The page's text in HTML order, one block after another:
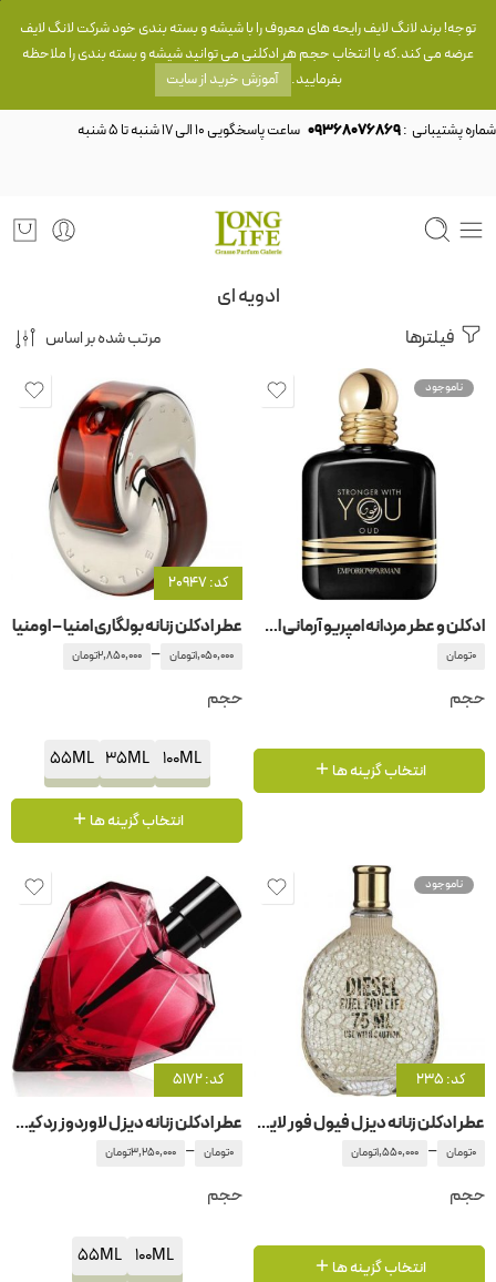
توجه! برند لانگ لایف رایحه های معروف را با شیشه و بسته بندی خود شرکت لانگ لایف
عرضه می کند.که با انتخاب حجم هر ادکلنی می توانید شیشه و بسته بندی را ملاحظه
بفرمایید. آموزش خرید از سایت
شماره پشتیبانی :09368076869
ادویه ای
فیلترها مرتب شده بر اساس
ناموجود
ادکلن و عطر مردانه امپریو آرمانی استرانگر ویت یو عود جیور جیو آرمانی -جورجیو آرمانی
0تومان
حجم
انتخاب گزینه ها
کد: 20947
عطر ادکلن زنانه بولگاری امنیا – اومنیا
1,050,000تومان –
2,850,000تومان
حجم
100ML
35ML
55ML
انتخاب گزینه ها
ناموجود
کد: 235
عطر ادکلن زنانه دیزل فیول فور لایف زنانه
0تومان –
1,550,000تومان
حجم
انتخاب گزینه ها
کد: 5172
عطر ادکلن زنانه دیزل لاوردوز رد کیس
0تومان –
3,250,000تومان
حجم
100ML
55ML